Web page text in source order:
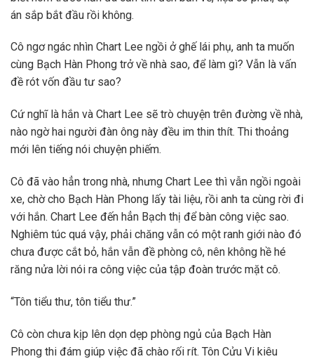
án sắp bắt đầu rồi không.
Cô ngơ ngác nhìn Chart Lee ngồi ở ghế lái phụ, anh ta muốn
cùng Bạch Hàn Phong trở về nhà sao, để làm gì? Vẫn là vấn
đề rót vốn đầu tư sao?
Cứ nghĩ là hắn và Chart Lee sẽ trò chuyện trên đường về nhà,
nào ngờ hai người đàn ông này đều im thin thít. Thi thoảng
mới lên tiếng nói chuyện phiếm.
Cô đã vào hẳn trong nhà, nhưng Chart Lee thì vẫn ngồi ngoài
xe, chờ cho Bạch Hàn Phong lấy tài liệu, rồi anh ta cùng rời đi
với hắn. Chart Lee đến hẳn Bạch thị để bàn công việc sao.
Nghiêm túc quá vậy, phải chăng vẫn có một ranh giới nào đó
chưa được cắt bỏ, hắn vẫn đề phòng cô, nên không hề hé
răng nửa lời nói ra công việc của tập đoàn trước mặt cô.
“Tôn tiểu thư, tôn tiểu thư.”
Cô còn chưa kịp lên dọn dẹp phòng ngủ của Bạch Hàn
Phong thi đám giúp việc đã chào rối rít. Tôn Cửu Vi kiêu